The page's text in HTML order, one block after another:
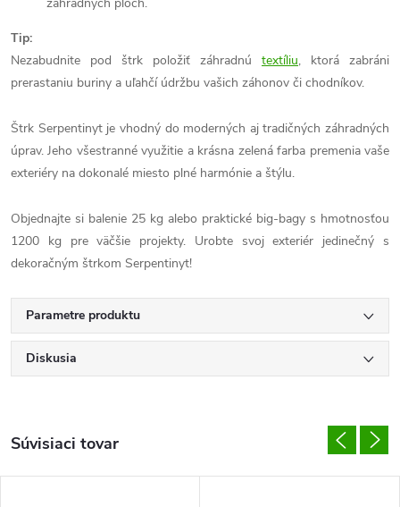
Tip:
Nezabudnite pod štrk položiť záhradnú textíliu, ktorá zabráni
prerastaniu buriny a uľahčí údržbu vašich záhonov či chodníkov.
Štrk Serpentinyt je vhodný do moderných aj tradičných záhradných
úprav. Jeho všestranné využitie a krásna zelená farba premenia vaše
exteriéry na dokonalé miesto plné harmónie a štýlu.
Objednajte si balenie 25 kg alebo praktické big-bagy s hmotnosťou
1200 kg pre väčšie projekty. Urobte svoj exteriér jedinečný s
dekoračným štrkom Serpentinyt!
Parametre produktu
Diskusia
Súvisiaci tovar